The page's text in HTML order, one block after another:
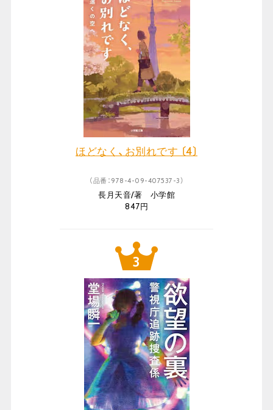
ほどなく、お別れです 〔4〕
（品番：978-4-09-407537-3）
長月天音/著 小学館
847円